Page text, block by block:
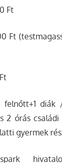
Ft
Ft
felnőtt+1
2 órás családi
gyermek